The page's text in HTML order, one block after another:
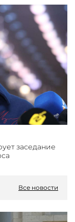
заседание
Все новости